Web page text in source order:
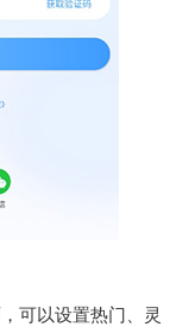
可以设置热门、灵